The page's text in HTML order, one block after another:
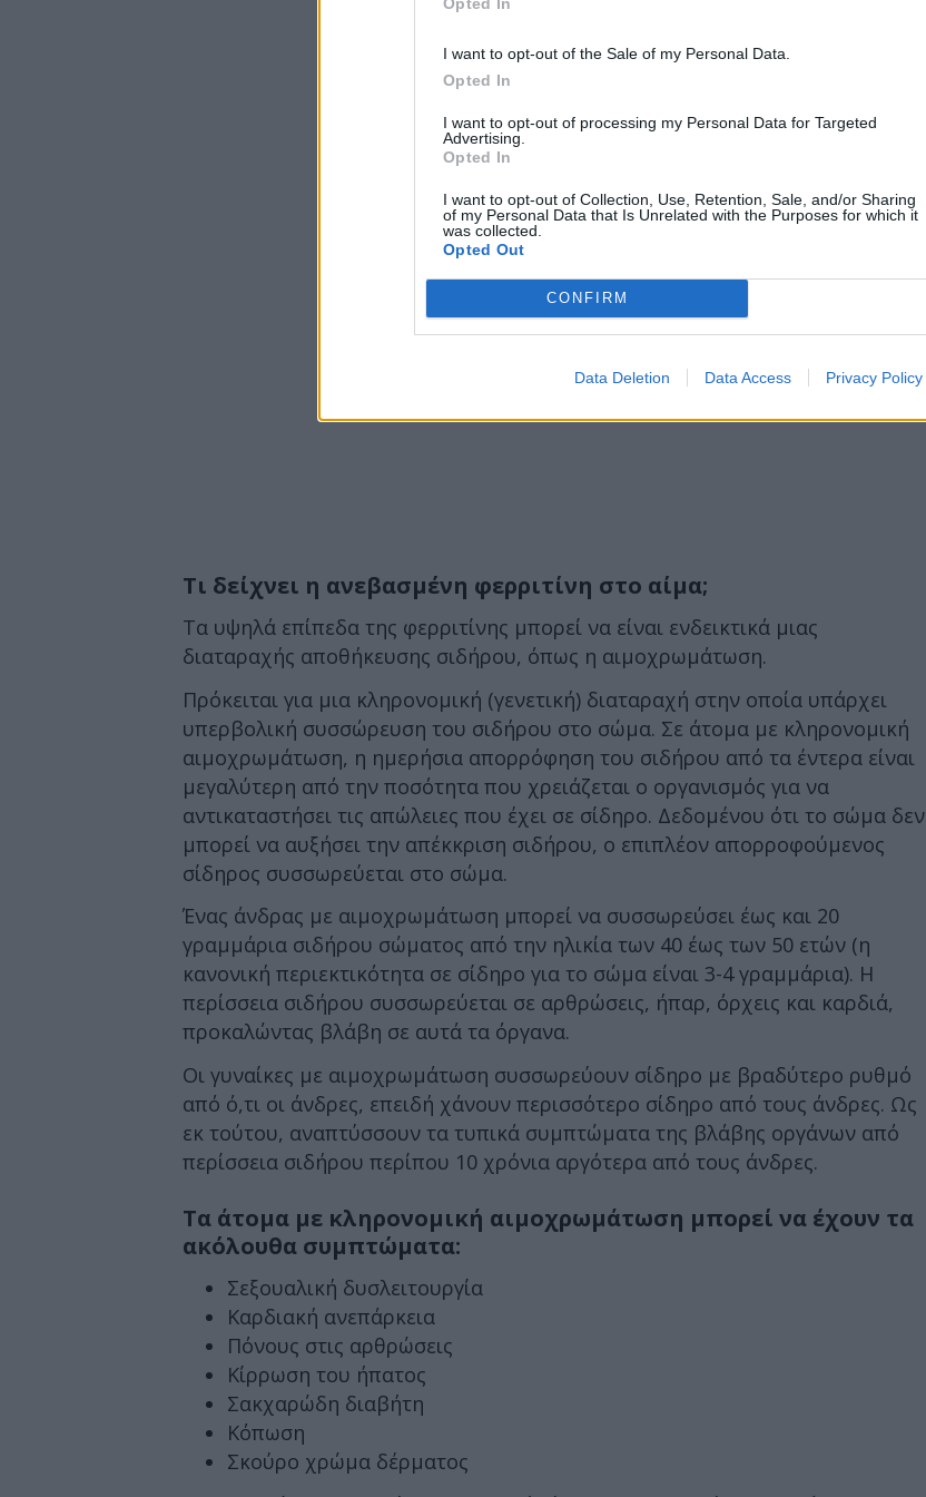
I want to opt-out of the Sale of my Personal Data.
Opted In
I want to opt-out of processing my Personal Data for Targeted
Advertising.
Opted In
I want to opt-out of Collection, Use, Retention, Sale, and/or Sharing
of my Personal Data that Is Unrelated with the Purposes for which it
was collected.
Opted Out
CONFIRM
Data Deletion Data Access Privacy Policy
Τι δείχνει η ανεβασμένη φερριτίνη στο αίμα;
Τα υψηλά επίπεδα της φερριτίνης μπορεί να είναι ενδεικτικά μιας
διαταραχής αποθήκευσης σιδήρου, όπως η αιμοχρωμάτωση.
Πρόκειται για μια κληρονομική (γενετική) διαταραχή στην οποία υπάρχει
υπερβολική συσσώρευση του σιδήρου στο σώμα. Σε άτομα με κληρονομική
αιμοχρωμάτωση, η ημερήσια απορρόφηση του σιδήρου από τα έντερα είναι
μεγαλύτερη από την ποσότητα που χρειάζεται ο οργανισμός για να
αντικαταστήσει τις απώλειες που έχει σε σίδηρο. Δεδομένου ότι το σώμα δεν
μπορεί να αυξήσει την απέκκριση σιδήρου, ο επιπλέον απορροφούμενος
σίδηρος συσσωρεύεται στο σώμα.
Ένας άνδρας με αιμοχρωμάτωση μπορεί να συσσωρεύσει έως και 20
γραμμάρια σιδήρου σώματος από την ηλικία των 40 έως των 50 ετών (η
κανονική περιεκτικότητα σε σίδηρο για το σώμα είναι 3-4 γραμμάρια). Η
περίσσεια σιδήρου συσσωρεύεται σε αρθρώσεις, ήπαρ, όρχεις και καρδιά,
προκαλώντας βλάβη σε αυτά τα όργανα.
Οι γυναίκες με αιμοχρωμάτωση συσσωρεύουν σίδηρο με βραδύτερο ρυθμό
από ό,τι οι άνδρες, επειδή χάνουν περισσότερο σίδηρο από τους άνδρες. Ως
εκ τούτου, αναπτύσσουν τα τυπικά συμπτώματα της βλάβης οργάνων από
περίσσεια σιδήρου περίπου 10 χρόνια αργότερα από τους άνδρες.
Τα άτομα με κληρονομική αιμοχρωμάτωση μπορεί να έχουν τα
ακόλουθα συμπτώματα:
Σεξουαλική δυσλειτουργία
Καρδιακή ανεπάρκεια
Πόνους στις αρθρώσεις
Κίρρωση του ήπατος
Σακχαρώδη διαβήτη
Κόπωση
Σκούρο χρώμα δέρματος